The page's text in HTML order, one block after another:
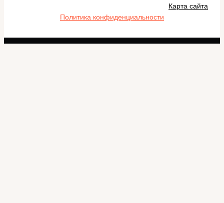
Карта сайта
Политика конфиденциальности